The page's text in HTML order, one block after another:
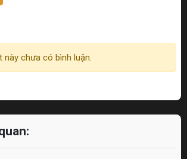
này chưa có bình luận.